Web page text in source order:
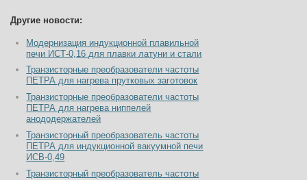
Другие новости:
Модернизация индукционной плавильной
печи ИСТ-0,16 для плавки латуни и стали
Транзисторные преобразователи частоты
ПЕТРА для нагрева прутковых заготовок
Транзисторные преобразователи частоты
ПЕТРА для нагрева ниппелей
анододержателей
Транзисторный преобразователь частоты
ПЕТРА для индукционной вакуумной печи
ИСВ-0,49
Транзисторный преобразователь частоты